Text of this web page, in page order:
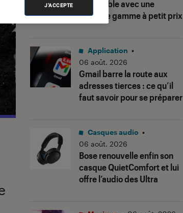
accessible avec une
nouvelle gamme à petit prix
Gmail barre la route aux
adresses tierces : ce qu’il
faut savoir pour se préparer
Application •
06 août. 2026
Bose renouvelle enfin son
casque QuietComfort et lui
offre l’audio des Ultra
Casques audio •
06 août. 2026
J'ACCEPTE